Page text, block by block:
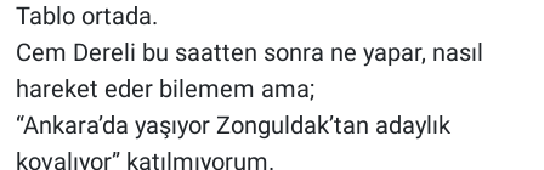
Tablo ortada.
Cem Dereli bu saatten sonra ne yapar, nasıl
hareket eder bilemem ama;
“Ankara’da yaşıyor Zonguldak’tan adaylık
kovalıyor” katılmıyorum.